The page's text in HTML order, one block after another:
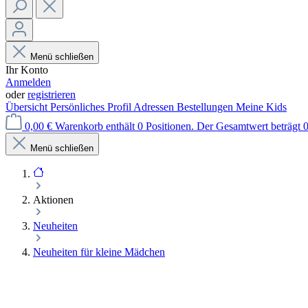
Menü schließen
Ihr Konto
Anmelden
oderregistrieren
Übersicht Persönliches Profil Adressen Bestellungen Meine Kids
0,00 € Warenkorb enthält 0 Positionen. Der Gesamtwert beträgt
Menü schließen
Aktionen
Neuheiten
Neuheiten für kleine Mädchen